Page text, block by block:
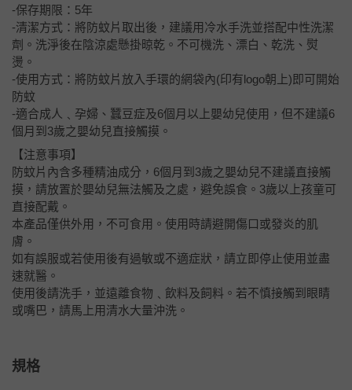
-保存期限：5年
-清潔方式：將防蚊片取出後，建議用冷水手洗並搭配中性洗潔
劑。洗淨後在陰涼處懸掛晾乾。不可機洗、漂白、乾洗、熨
燙。
-使用方式：將防蚊片放入手環的網袋內(印有logo朝上)即可開始
防蚊
-適合成人﹑孕婦、蠶豆症及6個月以上嬰幼兒使用，但不建議6
個月到3歲之嬰幼兒直接觸摸。
【注意事項】
防蚊片內含多種精油成分，6個月到3歲之嬰幼兒不建議直接觸
摸，請放置於嬰幼兒無法觸及之處，避免誤食。3歲以上孩童可
直接配戴。
本產品僅供外用，不可食用。使用時請避開傷口或發炎的肌
膚。
如有誤服或若使用後有過敏或不適症狀，請立即停止使用並盡
速就醫。
使用後請洗手，並遠離食物﹑飲料及飼料。若不慎接觸到眼睛
或嘴巴，請馬上用清水大量沖洗。
規格